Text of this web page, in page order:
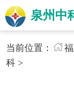
泉州中
当前位置：
科>